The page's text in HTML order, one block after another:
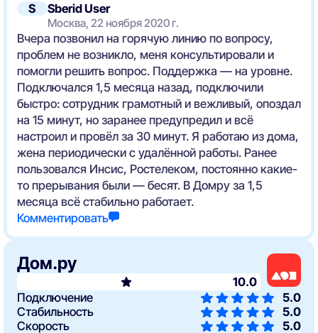
S Sberid User
Москва, 22 ноября 2020 г.
Вчера позвонил на горячую линию по вопросу,
проблем не возникло, меня консультировали и
помогли решить вопрос. Поддержка — на уровне.
Подключался 1,5 месяца назад, подключили
быстро: сотрудник грамотный и вежливый, опоздал
на 15 минут, но заранее предупредил и всё
настроил и провёл за 30 минут. Я работаю из дома,
жена периодически с удалённой работы. Ранее
пользовался Инсис, Ростелеком, постоянно какие-
то прерывания были — бесят. В Домру за 1,5
месяца всё стабильно работает.
Комментировать
Дом.ру
10.0
Подключение
5.0
Стабильность
5.0
Скорость
5.0